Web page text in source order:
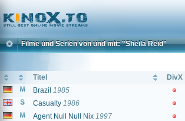
Home
Filme und Serien von und mit: "Sheila Reid"
Titel DivX
Brazil 1985
Casualty 1986
Agent Null Null Nix 1997